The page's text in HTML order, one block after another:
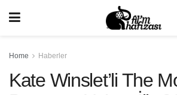
Home Haberler
Kate Winslet’li The